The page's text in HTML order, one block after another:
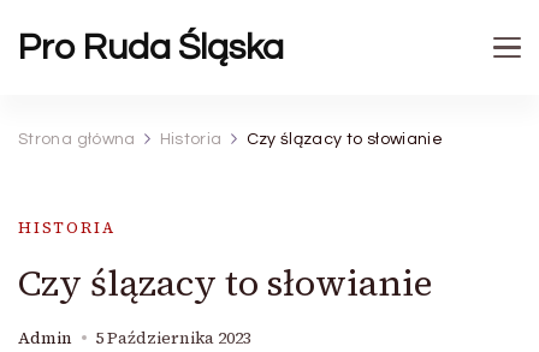
Pro Ruda Śląska
Strona główna Historia Czy ślązacy to słowianie
HISTORIA
Czy ślązacy to słowianie
Admin 5 Października 2023